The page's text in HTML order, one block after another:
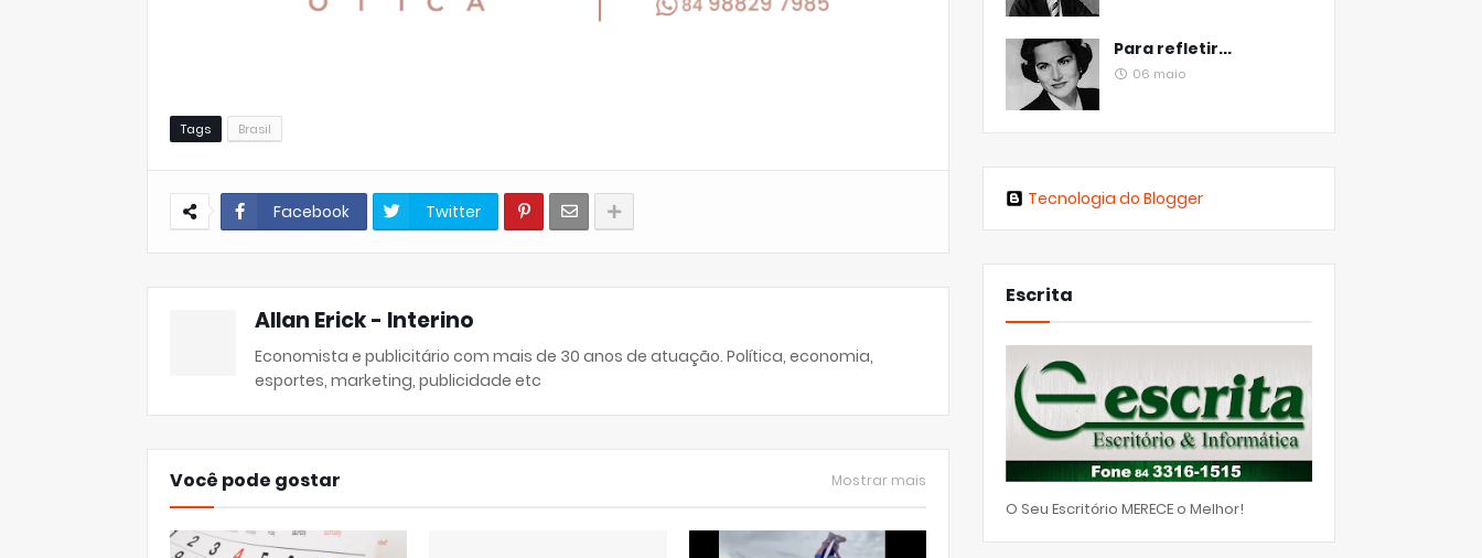
Tags Brasil
Facebook Twitter
Allan Erick - Interino
Economista e publicitário com mais de 30 anos de atuação. Política, economia,
esportes, marketing, publicidade etc
Você pode gostar Mostrar mais
Para refletir...
06 maio
Tecnologia do Blogger
Escrita
O Seu Escritório MERECE o Melhor!